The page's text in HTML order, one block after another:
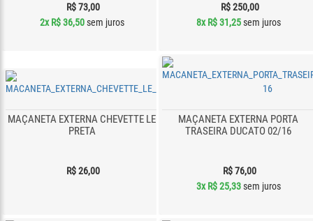
R$ 73,00
2x R$ 36,50sem juros
R$ 250,00
8x R$ 31,25sem juros
MAÇANETA EXTERNA CHEVETTE LE
PRETA
R$ 26,00
MAÇANETA EXTERNA PORTA
TRASEIRA DUCATO 02/16
R$ 76,00
3x R$ 25,33sem juros